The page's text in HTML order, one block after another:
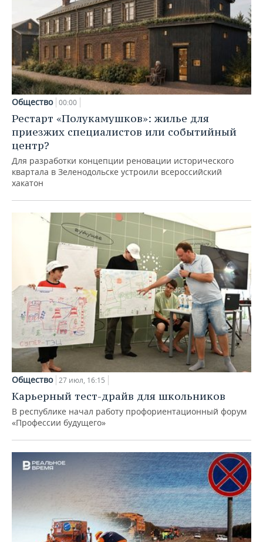
Общество 00:00
Рестарт «Полукамушков»: жилье для
приезжих специалистов или событийный
центр?
Для разработки концепции реновации исторического
квартала в Зеленодольске устроили всероссийский
хакатон
Общество 27 июл, 16:15
Карьерный тест-драйв для школьников
В республике начал работу профориентационный форум
«Профессии будущего»